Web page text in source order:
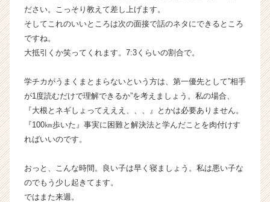
ださい。こっそり教えて差し上げます。
そしてこれのいいところは次の面接で話のネタにできるところ
ですね。
大抵引くか笑ってくれます。7:3くらいの割合で。
学チカがうまくまとまらないという方は、第一優先として”相手
が1度読むだけで理解できるか”を考えましょう。私の場合、
『大根とネギしょってえええ、、、』とかは必要ありません。
『100㎞歩いた』事実に困難と解決法と学んだことを肉付けす
ればいいのです。
おっと、こんな時間。良い子は早く寝ましょう。私は悪い子な
のでもう少し起きてます。
ではまた来週。